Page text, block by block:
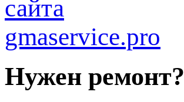
Нужен ремонт?